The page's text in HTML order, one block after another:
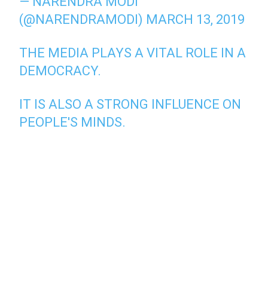
(@NARENDRAMODI) MARCH 13, 2019
THE MEDIA PLAYS A VITAL ROLE IN A
DEMOCRACY.
IT IS ALSO A STRONG INFLUENCE ON
PEOPLE'S MINDS.